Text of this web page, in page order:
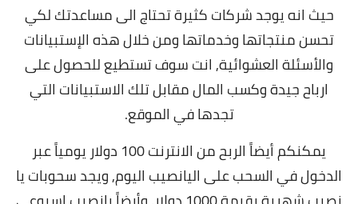
حيث انه يوجد شركات كثيرة تحتاج الى مساعدتك لكي
تحسن منتجاتها وخدماتها ومن خلال هذه الإستبيانات
والأسئلة العشوائية,انت سوف تستطيع للحصول على
ارباح جيدة وكسب المال مقابل تلك الاستبيانات التي
تجدها في الموقع.
يمكنكم أيضاً الربح من الانترنت 100 دولار يومياً عبر
الدخول في السحب على اليانصيب اليوم, ويجد سحوبات يا